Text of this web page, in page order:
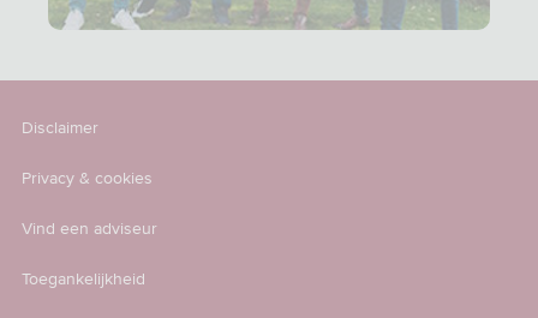
Disclaimer
Privacy & cookies
Vind een adviseur
Toegankelijkheid